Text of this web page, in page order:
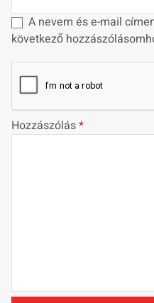
A nevem és e-mail
következő
Hozzászólás*